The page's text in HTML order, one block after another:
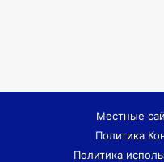
Местные
Политика
Политика